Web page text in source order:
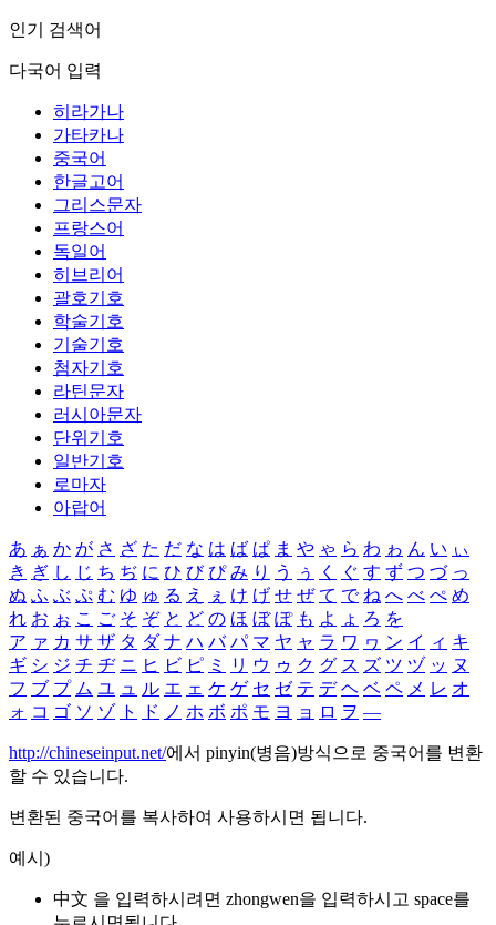
인기 검색어
다국어 입력
히라가나
가타카나
중국어
한글고어
그리스문자
프랑스어
독일어
히브리어
괄호기호
학술기호
기술기호
첨자기호
라틴문자
러시아문자
단위기호
일반기호
로마자
아랍어
あ ぁ か が さ ざ た だ な は ば ぱ ま や ゃ ら わ ゎ ん い ぃ
き ぎ し じ ち ぢ に ひ び ぴ み り う ぅ く ぐ す ず つ づ っ
ぬ ふ ぶ ぷ む ゆ ゅ る え ぇ け げ せ ぜ て で ね へ べ ぺ め
れ お ぉ こ ご そ ぞ と ど の ほ ぼ ぽ も よ ょ ろ を
ア ァ カ サ ザ タ ダ ナ ハ バ パ マ ヤ ャ ラ ワ ヮ ン イ ィ キ
ギ シ ジ チ ヂ ニ ヒ ビ ピ ミ リ ウ ゥ ク グ ス ズ ツ ヅ ッ ヌ
フ ブ プ ム ユ ュ ル エ ェ ケ ゲ セ ゼ テ デ ヘ ベ ペ メ レ オ
ォ コ ゴ ソ ゾ ト ド ノ ホ ボ ポ モ ヨ ョ ロ ヲ ―
http://chineseinput.net/에서 pinyin(병음)방식으로 중국어를 변환
할 수 있습니다.
변환된 중국어를 복사하여 사용하시면 됩니다.
예시)
中文 을 입력하시려면 zhongwen을 입력하시고 space를